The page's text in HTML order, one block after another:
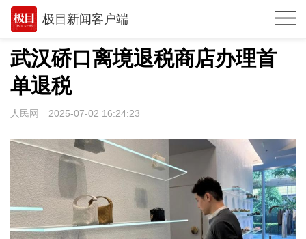
极目新闻客户端
推荐
观点
时政
武汉
世相
环球
武汉硚口离境退税商店办理首
单退税
人民网 2025-07-02 16:24:23